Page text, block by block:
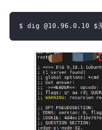
$ dig @10.96.0.10 $无